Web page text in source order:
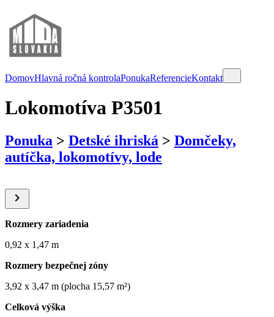
DomovHlavná ročná kontrolaPonukaReferencieKontakt
Lokomotíva P3501
Ponuka > Detské ihriská > Domčeky,
autíčka, lokomotívy, lode

Rozmery zariadenia
0,92 x 1,47 m
Rozmery bezpečnej zóny
3,92 x 3,47 m (plocha 15,57 m²)
Celková výška